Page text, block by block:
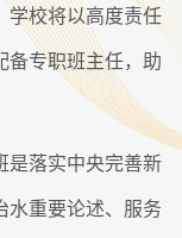
学校将以高度责任
备专职班主任，助
是落实中央完善新
水重要论述、服务